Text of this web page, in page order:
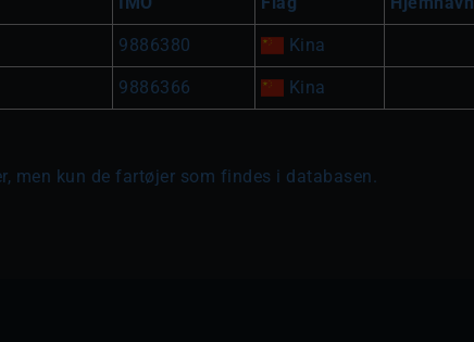
9886380 Kina
9886366 Kina
men kun de fartøjer som findes i databasen.